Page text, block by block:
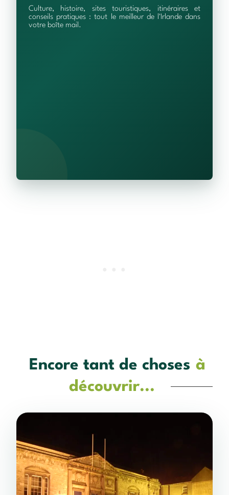
Culture, histoire, sites touristiques, itinéraires et
conseils pratiques : tout le meilleur de l'Irlande dans
votre boîte mail.
Encore tant de choses à
découvrir...